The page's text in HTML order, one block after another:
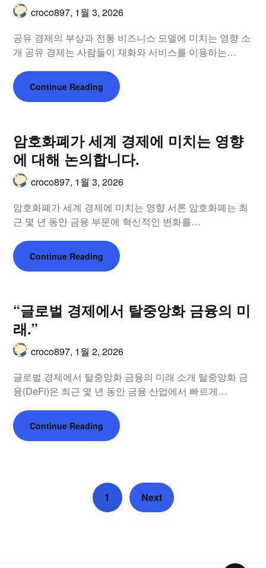
croco897, 1월 3, 2026
공유 경제의 부상과 전통 비즈니스 모델에 미치는 영향 소
개 공유 경제는 사람들이 재화와 서비스를 이용하는…
Continue Reading
암호화폐가 세계 경제에 미치는 영향
에 대해 논의합니다.
croco897, 1월 3, 2026
암호화폐가 세계 경제에 미치는 영향 서론 암호화폐는 최
근 몇 년 동안 금융 부문에 혁신적인 변화를…
Continue Reading
“글로벌 경제에서 탈중앙화 금융의 미
래.”
croco897, 1월 2, 2026
글로벌 경제에서 탈중앙화 금융의 미래 소개 탈중앙화 금
융(DeFi)은 최근 몇 년 동안 금융 산업에서 빠르게…
Continue Reading
1 Next